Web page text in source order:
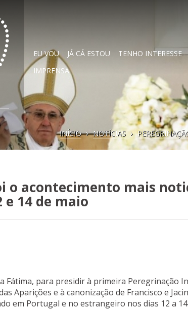
instagram
youtube
EU VOU JÁ CÁ ESTOU TENHO INTERESSE
IMPRENSA
INÍCIO NOTÍCIAS
o acontecimento mais
14 de maio
Fátima, para presidir à primeira Peregrinação
Aparições e à canonização de Francisco e
em Portugal e no estrangeiro nos dias 12 a